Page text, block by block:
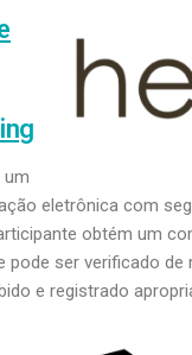
um
eletrônica com
obtém um
pode ser verificado de
e registrado